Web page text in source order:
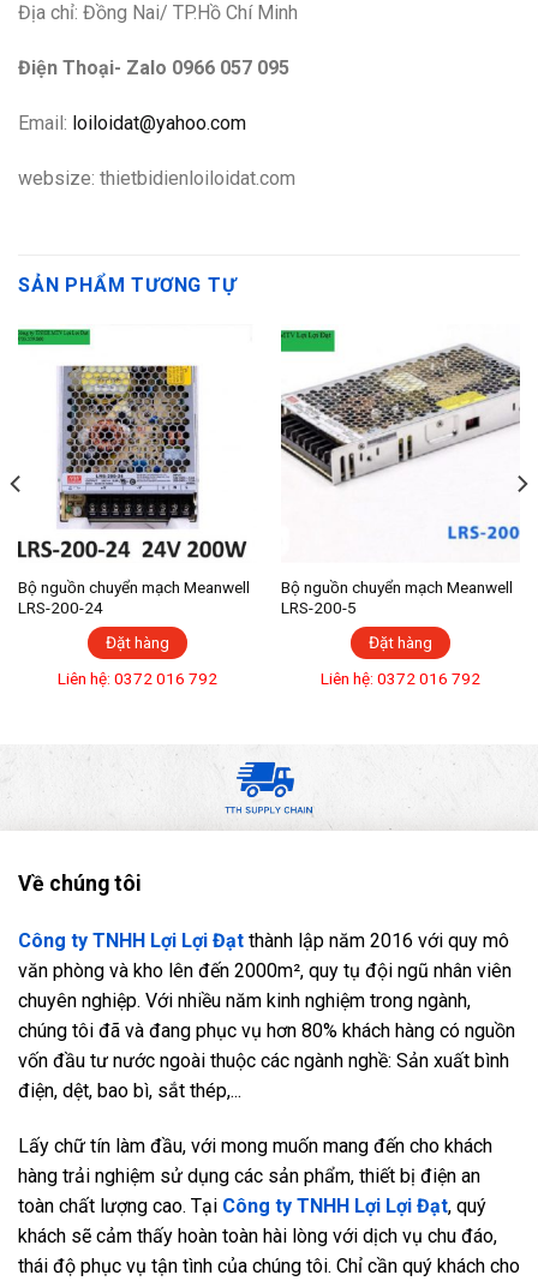
Địa chỉ: Đồng Nai/ TP.Hồ Chí Minh
Điện Thoại- Zalo 0966 057 095
Email: loiloidat@yahoo.com
websize: thietbidienloiloidat.com
SẢN PHẨM TƯƠNG TỰ
Bộ nguồn chuyển mạch Meanwell
LRS-200-24
Đặt hàng
Liên hệ: 0372 016 792
Bộ nguồn chuyển mạch Meanwell
LRS-200-5
Đặt hàng
Liên hệ: 0372 016 792
Về chúng tôi
Công ty TNHH Lợi Lợi Đạt thành lập năm 2016 với quy mô
văn phòng và kho lên đến 2000m², quy tụ đội ngũ nhân viên
chuyên nghiệp. Với nhiều năm kinh nghiệm trong ngành,
chúng tôi đã và đang phục vụ hơn 80% khách hàng có nguồn
vốn đầu tư nước ngoài thuộc các ngành nghề: Sản xuất bình
điện, dệt, bao bì, sắt thép,...
Lấy chữ tín làm đầu, với mong muốn mang đến cho khách
hàng trải nghiệm sử dụng các sản phẩm, thiết bị điện an
toàn chất lượng cao. Tại Công ty TNHH Lợi Lợi Đạt, quý
khách sẽ cảm thấy hoàn toàn hài lòng với dịch vụ chu đáo,
thái độ phục vụ tận tình của chúng tôi. Chỉ cần quý khách cho